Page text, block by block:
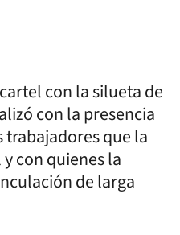
con la silueta de
con la presencia
que la
con quienes la
de larga